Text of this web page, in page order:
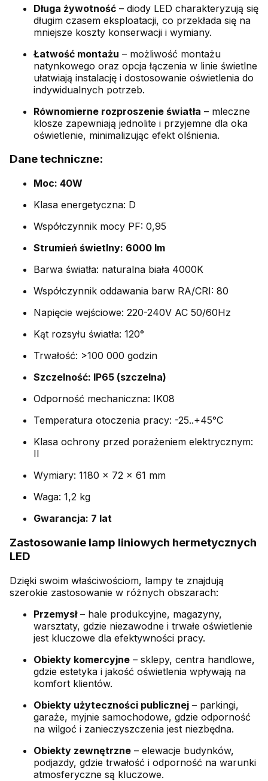
Długa żywotność – diody LED charakteryzują się
długim czasem eksploatacji, co przekłada się na
mniejsze koszty konserwacji i wymiany.
Łatwość montażu – możliwość montażu
natynkowego oraz opcja łączenia w linie świetlne
ułatwiają instalację i dostosowanie oświetlenia do
indywidualnych potrzeb.
Równomierne rozproszenie światła – mleczne
klosze zapewniają jednolite i przyjemne dla oka
oświetlenie, minimalizując efekt olśnienia.
Dane techniczne:
Moc: 40W
Klasa energetyczna: D
Współczynnik mocy PF: 0,95
Strumień świetlny: 6000 lm
Barwa światła: naturalna biała 4000K
Współczynnik oddawania barw RA/CRI: 80
Napięcie wejściowe: 220-240V AC 50/60Hz
Kąt rozsyłu światła: 120°
Trwałość: >100 000 godzin
Szczelność: IP65 (szczelna)
Odporność mechaniczna: IK08
Temperatura otoczenia pracy: -25..+45°C
Klasa ochrony przed porażeniem elektrycznym:
II
Wymiary: 1180 x 72 x 61 mm
Waga: 1,2 kg
Gwarancja: 7 lat
Zastosowanie lamp liniowych hermetycznych
LED
Dzięki swoim właściwościom, lampy te znajdują
szerokie zastosowanie w różnych obszarach:
Przemysł– hale produkcyjne, magazyny,
warsztaty, gdzie niezawodne i trwałe oświetlenie
jest kluczowe dla efektywności pracy.
Obiekty komercyjne – sklepy, centra handlowe,
gdzie estetyka i jakość oświetlenia wpływają na
komfort klientów.
Obiekty użyteczności publicznej – parkingi,
garaże, myjnie samochodowe, gdzie odporność
na wilgoć i zanieczyszczenia jest niezbędna.
Obiekty zewnętrzne – elewacje budynków,
podjazdy, gdzie trwałość i odporność na warunki
atmosferyczne są kluczowe.